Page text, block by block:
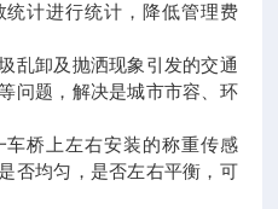
计进行统计，降低管理费
乱卸及抛洒现象引发的交通
问题，解决是城市市容、环
桥上左右安装的称重传感
否均匀，是否左右平衡，可